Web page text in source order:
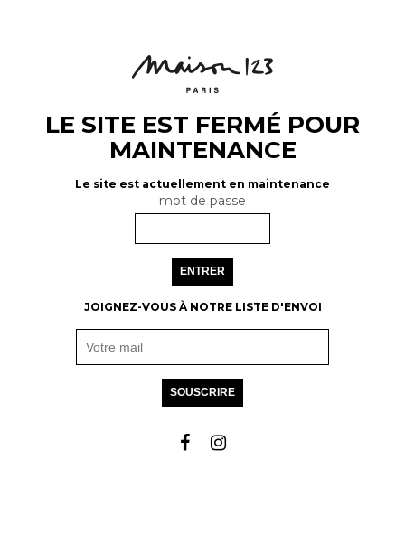
LE SITE EST FERMÉ POUR
MAINTENANCE
Le site est actuellement en maintenance
mot de passe
ENTRER
JOIGNEZ-VOUS À NOTRE LISTE D'ENVOI
SOUSCRIRE